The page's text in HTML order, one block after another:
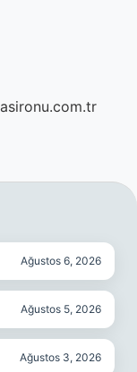
Ağustos 6, 2026
Ağustos 5, 2026
Ağustos 3, 2026